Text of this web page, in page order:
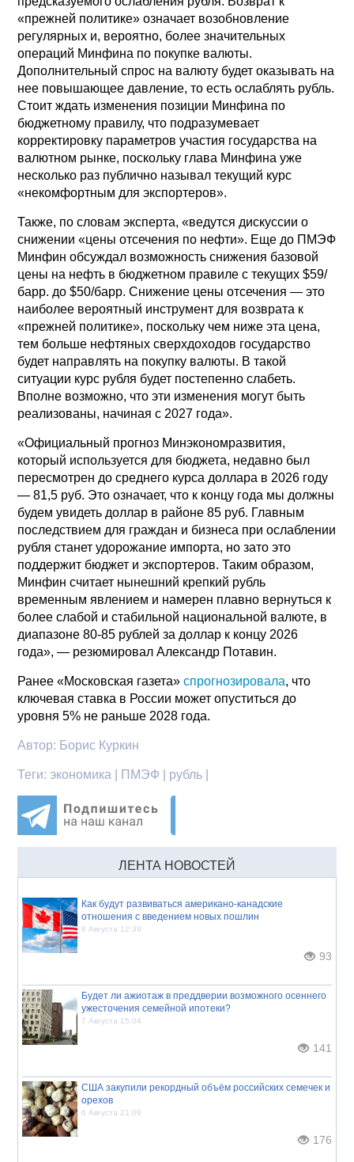
«прежней политике» означает возобновление
регулярных и, вероятно, более значительных
операций Минфина по покупке валюты.
Дополнительный спрос на валюту будет оказывать на
нее повышающее давление, то есть ослаблять рубль.
Стоит ждать изменения позиции Минфина по
бюджетному правилу, что подразумевает
корректировку параметров участия государства на
валютном рынке, поскольку глава Минфина уже
несколько раз публично называл текущий курс
«некомфортным для экспортеров».
Также, по словам эксперта, «ведутся дискуссии о
снижении «цены отсечения по нефти». Еще до ПМЭФ
Минфин обсуждал возможность снижения базовой
цены на нефть в бюджетном правиле с текущих $59/
барр. до $50/барр. Снижение цены отсечения — это
наиболее вероятный инструмент для возврата к
«прежней политике», поскольку чем ниже эта цена,
тем больше нефтяных сверхдоходов государство
будет направлять на покупку валюты. В такой
ситуации курс рубля будет постепенно слабеть.
Вполне возможно, что эти изменения могут быть
реализованы, начиная с 2027 года».
«Официальный прогноз Минэкономразвития,
который используется для бюджета, недавно был
пересмотрен до среднего курса доллара в 2026 году
— 81,5 руб. Это означает, что к концу года мы должны
будем увидеть доллар в районе 85 руб. Главным
последствием для граждан и бизнеса при ослаблении
рубля станет удорожание импорта, но зато это
поддержит бюджет и экспортеров. Таким образом,
Минфин считает нынешний крепкий рубль
временным явлением и намерен плавно вернуться к
более слабой и стабильной национальной валюте, в
диапазоне 80-85 рублей за доллар к концу 2026
года», — резюмировал Александр Потавин.
Ранее «Московская газета»спрогнозировала, что
ключевая ставка в России может опуститься до
уровня 5% не раньше 2028 года.
Автор: Борис Куркин
Теги:экономика | ПМЭФ | рубль |
ЛЕНТА НОВОСТЕЙ
Как будут развиваться американо-канадские
отношения с введением новых пошлин
8 Августа 12:39
93
Будет ли ажиотаж в преддверии возможного осеннего
ужесточения семейной ипотеки?
7 Августа 15:04
141
США закупили рекордный объём российских семечек и
орехов
6 Августа 21:09
176